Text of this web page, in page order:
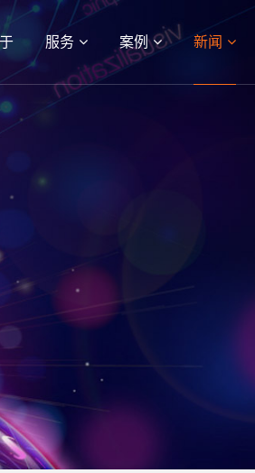
服务 案例 新闻